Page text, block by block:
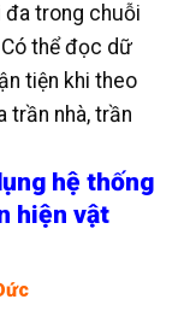
đa trong chuỗi
thể đọc dữ
tiện khi theo
trần nhà, trần
hệ thống
hiện vật